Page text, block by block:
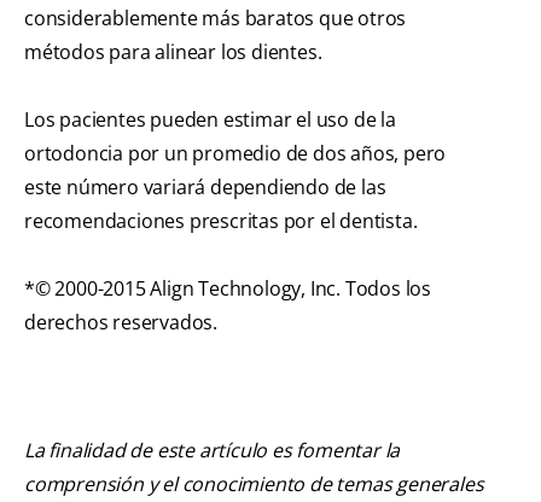
considerablemente más baratos que otros
métodos para alinear los dientes.
Los pacientes pueden estimar el uso de la
ortodoncia por un promedio de dos años, pero
este número variará dependiendo de las
recomendaciones prescritas por el dentista.
*© 2000-2015 Align Technology, Inc. Todos los
derechos reservados.
La finalidad de este artículo es fomentar la
comprensión y el conocimiento de temas generales